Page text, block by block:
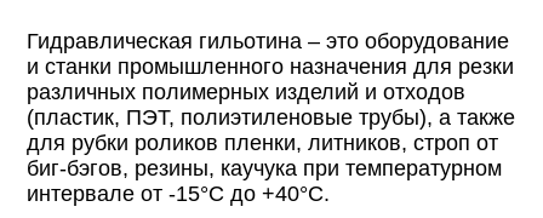
Гидравлическая гильотина – это оборудование
и станки промышленного назначения для резки
различных полимерных изделий и отходов
(пластик, ПЭТ, полиэтиленовые трубы), а также
для рубки роликов пленки, литников, строп от
биг-бэгов, резины, каучука при температурном
интервале от -15°С до +40°С.